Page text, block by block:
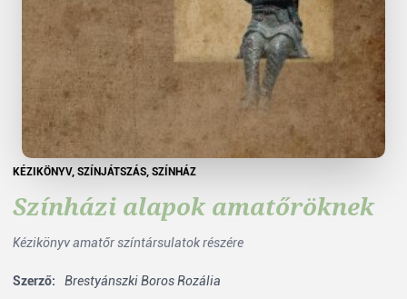
KÉZIKÖNYV, SZÍNJÁTSZÁS, SZÍNHÁZ
Színházi alapok amatőröknek
Kézikönyv amatőr színtársulatok részére
Szerző:
Brestyánszki Boros Rozália